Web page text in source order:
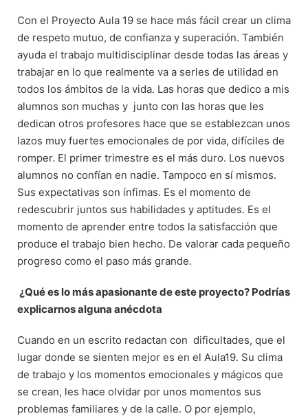
Con el Proyecto Aula 19 se hace más fácil crear un clima
de respeto mutuo, de confianza y superación. También
ayuda el trabajo multidisciplinar desde todas las áreas y
trabajar en lo que realmente va a serles de utilidad en
todos los ámbitos de la vida. Las horas que dedico a mis
alumnos son muchas y junto con las horas que les
dedican otros profesores hace que se establezcan unos
lazos muy fuertes emocionales de por vida, difíciles de
romper. El primer trimestre es el más duro. Los nuevos
alumnos no confían en nadie. Tampoco en sí mismos.
Sus expectativas son ínfimas. Es el momento de
redescubrir juntos sus habilidades y aptitudes. Es el
momento de aprender entre todos la satisfacción que
produce el trabajo bien hecho. De valorar cada pequeño
progreso como el paso más grande.
¿Qué es lo más apasionante de este proyecto? Podrías
explicarnos alguna anécdota
Cuando en un escrito redactan con dificultades, que el
lugar donde se sienten mejor es en el Aula19. Su clima
de trabajo y los momentos emocionales y mágicos que
se crean, les hace olvidar por unos momentos sus
problemas familiares y de la calle. O por ejemplo,